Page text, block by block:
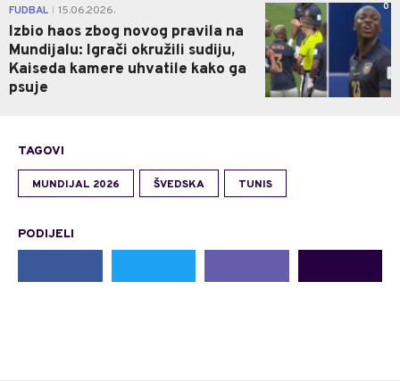
FUDBAL 15.06.2026.
Izbio haos zbog novog pravila na
Mundijalu: Igrači okružili sudiju,
Kaiseda kamere uhvatile kako ga
psuje
0
TAGOVI
MUNDIJAL 2026 ŠVEDSKA TUNIS
PODIJELI